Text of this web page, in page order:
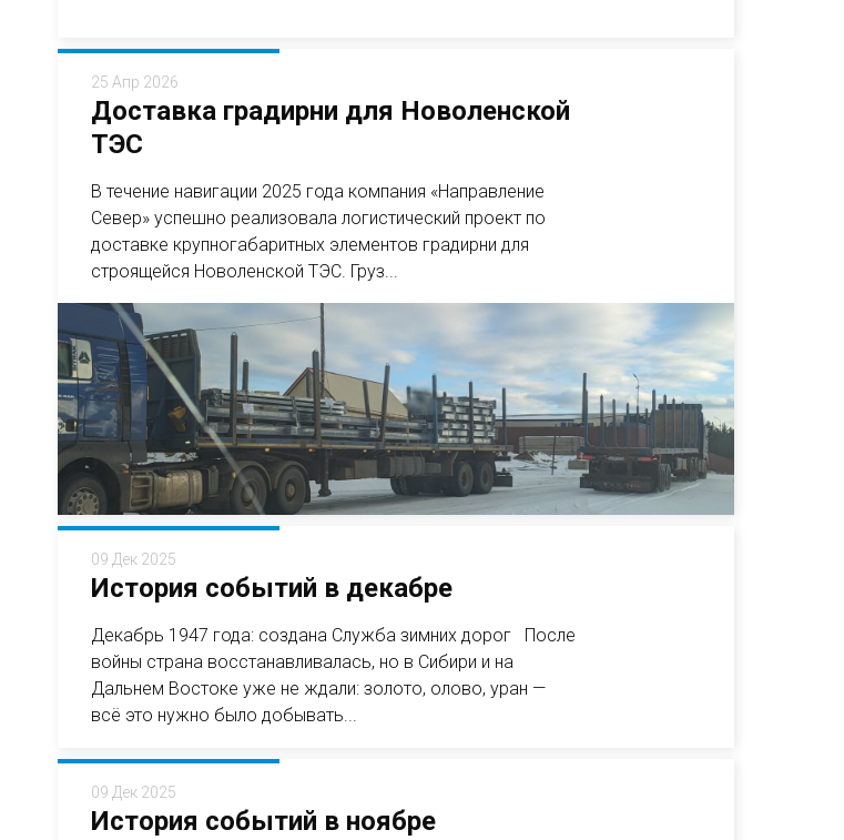
25 Апр 2026
Доставка градирни для Новоленской
ТЭС
В течение навигации 2025 года компания «Направление
Север» успешно реализовала логистический проект по
доставке крупногабаритных элементов градирни для
строящейся Новоленской ТЭС. Груз...
09 Дек 2025
История событий в декабре
Декабрь 1947 года: создана Служба зимних дорог После
войны страна восстанавливалась, но в Сибири и на
Дальнем Востоке уже не ждали: золото, олово, уран —
всё это нужно было добывать...
09 Дек 2025
История событий в ноябре